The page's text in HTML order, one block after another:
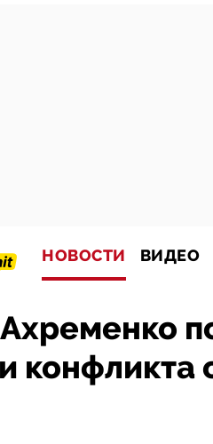
НОВОСТИ ВИДЕО
конфликта